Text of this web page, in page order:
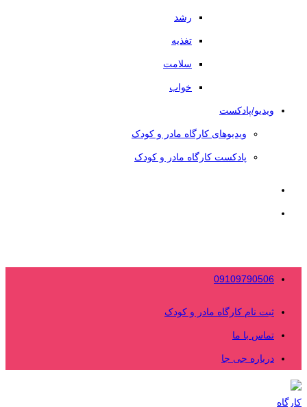
رشد
تغذیه
سلامت
خواب
ویدیو/پادکست
ویدیوهای کارگاه مادر و کودک
پادکست کارگاه مادر و کودک
09109790506
ثبت نام کارگاه مادر و کودک
تماس با ما
درباره جی جا